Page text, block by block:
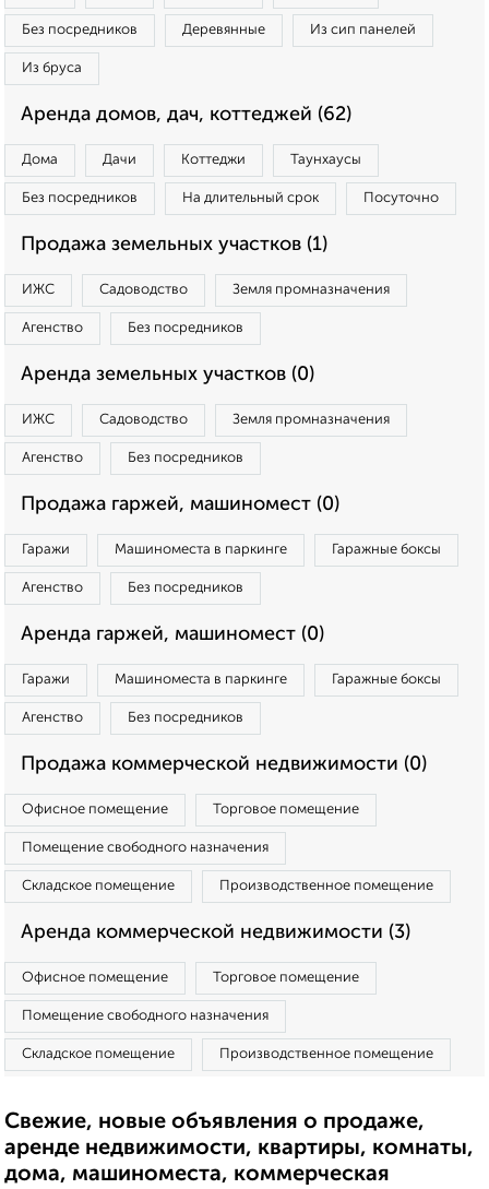
Без посредников Деревянные Из сип панелей
Из бруса
Аренда домов, дач, коттеджей (62)
Дома Дачи Коттеджи Таунхаусы
Без посредников На длительный срок Посуточно
Продажа земельных участков (1)
ИЖС Садоводство Земля промназначения
Агенство Без посредников
Аренда земельных участков (0)
ИЖС Садоводство Земля промназначения
Агенство Без посредников
Продажа гаржей, машиномест (0)
Гаражи Машиноместа в паркинге Гаражные боксы
Агенство Без посредников
Аренда гаржей, машиномест (0)
Гаражи Машиноместа в паркинге Гаражные боксы
Агенство Без посредников
Продажа коммерческой недвижимости (0)
Офисное помещение Торговое помещение
Помещение свободного назначения
Складское помещение Производственное помещение
Аренда коммерческой недвижимости (3)
Офисное помещение Торговое помещение
Помещение свободного назначения
Складское помещение Производственное помещение
Свежие, новые объявления о продаже,
аренде недвижимости, квартиры, комнаты,
дома, машиноместа, коммерческая